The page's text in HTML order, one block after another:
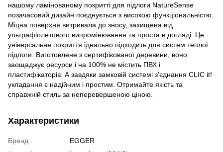
нашому ламінованому покритті для підлоги NatureSense
позачасовий дизайн поєднується з високою функціональністю.
Міцна поверхня витривала до зносу, захищена від
ультрафіолетового випромінювання та проста в догляді. Це
універсальне покриття ідеально підходить для систем теплої
підлоги. Виготовлене з сертифікованої деревини, воно
заощаджує ресурси і на 100% не містить ПВХ і
пластифікаторів. А завдяки замковій системі з'єднання CLIC it!
укладання є надійним і простим. Отримайте якість та
справжній стиль за неперевершеною ціною.
Характеристики
Бренд
EGGER